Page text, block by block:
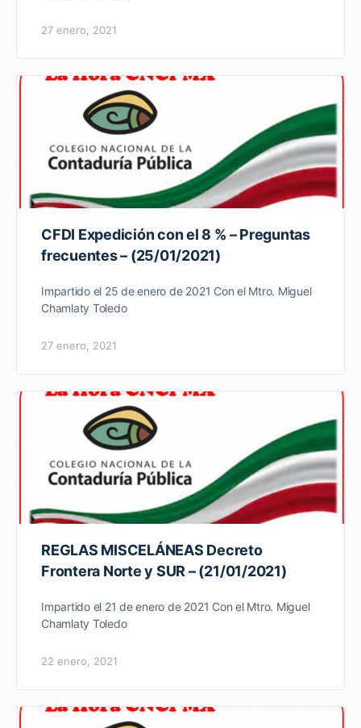
27 enero, 2021
CFDI Expedición con el 8 % – Preguntas
frecuentes – (25/01/2021)
Impartido el 25 de enero de 2021 Con el Mtro. Miguel
Chamlaty Toledo
27 enero, 2021
REGLAS MISCELÁNEAS Decreto
Frontera Norte y SUR – (21/01/2021)
Impartido el 21 de enero de 2021 Con el Mtro. Miguel
Chamlaty Toledo
22 enero, 2021